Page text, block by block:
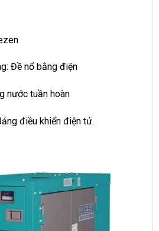
Đề nổ bằng điện
nước tuần hoàn
điều khiển điện tử.